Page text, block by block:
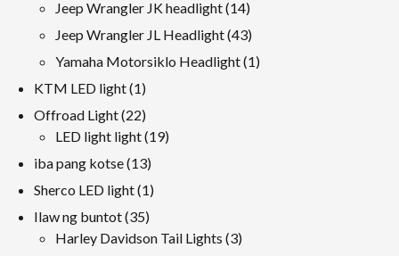
Jeep Wrangler JK headlight 1414
mga
Jeep Wrangler JL Headlight 4343
mga
Yamaha Motorsiklo Headlight 11
KTM LED light 11
produkto
Offroad Light 2222
mga
produkto
LED light light 1919
iba pang kotse 1313
mga
Sherco LED light 11
Ilaw ng buntot 3535
mga
Harley Davidson Tail Lights 33